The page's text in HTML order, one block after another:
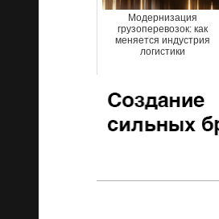
Модернизация
грузоперевозок: как
меняется индустрия
логистики